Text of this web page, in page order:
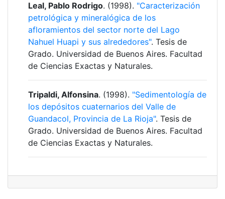
Leal, Pablo Rodrigo. (1998). "Caracterización
petrológica y mineralógica de los
afloramientos del sector norte del Lago
Nahuel Huapi y sus alrededores". Tesis de
Grado. Universidad de Buenos Aires. Facultad
de Ciencias Exactas y Naturales.
Tripaldi, Alfonsina. (1998). "Sedimentología de
los depósitos cuaternarios del Valle de
Guandacol, Provincia de La Rioja". Tesis de
Grado. Universidad de Buenos Aires. Facultad
de Ciencias Exactas y Naturales.